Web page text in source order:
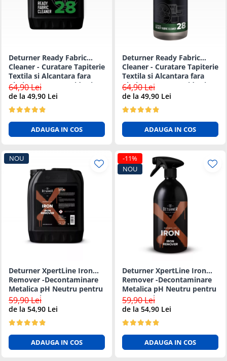
Deturner Ready Fabric
Cleaner - Curatare Tapiterie
Textila si Alcantara fara
Clatire, Uscare Rapida si
Sigura - 5L
64,90 Lei
de la 49,90 Lei
ADAUGA IN COS
Deturner Ready Fabric
Cleaner - Curatare Tapiterie
Textila si Alcantara fara
Clatire, Uscare Rapida si
Sigura - 1L
64,90 Lei
de la 49,90 Lei
ADAUGA IN COS
NOU
Deturner XpertLine Iron
Remover -Decontaminare
Metalica pH Neutru pentru
Vopsea si Jante - 5L
59,90 Lei
de la 54,90 Lei
ADAUGA IN COS
-11%
NOU
Deturner XpertLine Iron
Remover -Decontaminare
Metalica pH Neutru pentru
Vopsea si Jante - 1L
59,90 Lei
de la 54,90 Lei
ADAUGA IN COS